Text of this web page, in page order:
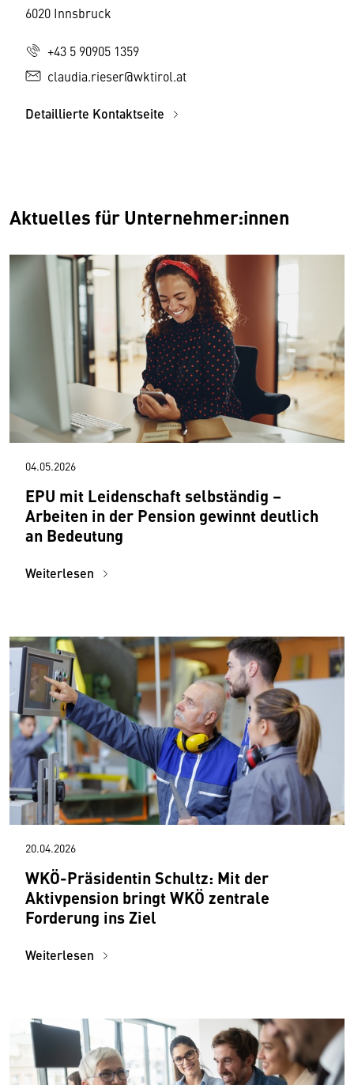
6020 Innsbruck
+43 5 90905 1359
claudia.rieser@wktirol.at
Detaillierte Kontaktseite
Aktuelles für Unternehmer:innen
04.05.2026
EPU mit Leidenschaft selbständig –
Arbeiten in der Pension gewinnt deutlich
an Bedeutung
Weiterlesen
20.04.2026
WKÖ-Präsidentin Schultz: Mit der
Aktivpension bringt WKÖ zentrale
Forderung ins Ziel
Weiterlesen